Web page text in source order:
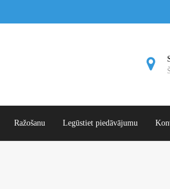
Ražošanu Legūstiet piedāvājumu